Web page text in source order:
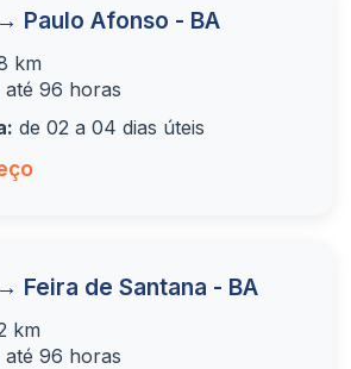
Paulo Afonso - BA
km
até 96 horas
de 02 a 04 dias úteis
Feira de Santana - BA
km
até 96 horas